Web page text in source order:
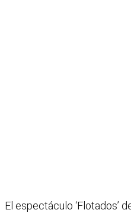
El espectáculo ‘Flotados’